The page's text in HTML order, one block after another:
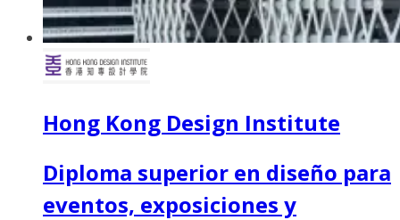
Hong Kong Design Institute
Diploma superior en diseño para
eventos, exposiciones y